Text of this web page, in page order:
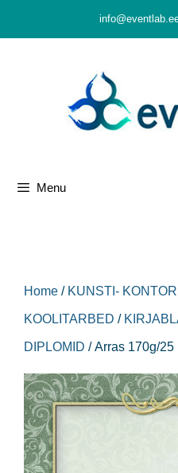
to
Menu
Home / KUNSTI-
KOOLITARBED /
DIPLOMID / Arras 170g/25